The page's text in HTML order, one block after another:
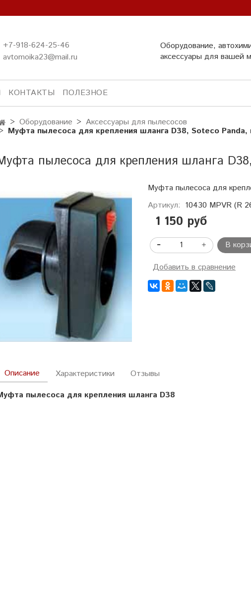
+7-918-624-25-46
avtomoika23@mail.ru
Оборудование,
аксессуары для вашей
КОНТАКТЫ ПОЛЕЗНОЕ
Оборудование Аксессуары для пылесосов
Муфта пылесоса для крепления шланга D38, Soteco Panda,
пылесоса для крепления шланга
Муфта пылесоса для
Артикул: 10430 MPVR (R
1 150 руб
В
Добавить в сравнение
Описание
пылесоса для крепления шланга D38
Характеристики Отзывы